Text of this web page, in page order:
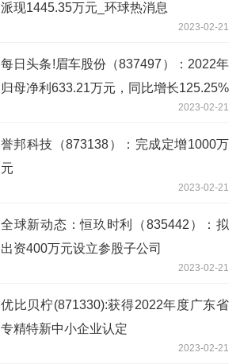
派现1445.35万元_环球热消息
2023-02-21
每日头条!眉车股份（837497）：2022年
归母净利633.21万元，同比增长125.25%
2023-02-21
誉邦科技（873138）：完成定增1000万
元
2023-02-21
全球新动态：恒玖时利（835442）：拟
出资400万元设立参股子公司
2023-02-21
优比贝柠(871330):获得2022年度广东省
专精特新中小企业认定
2023-02-21